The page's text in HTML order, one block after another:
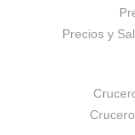
Precios y